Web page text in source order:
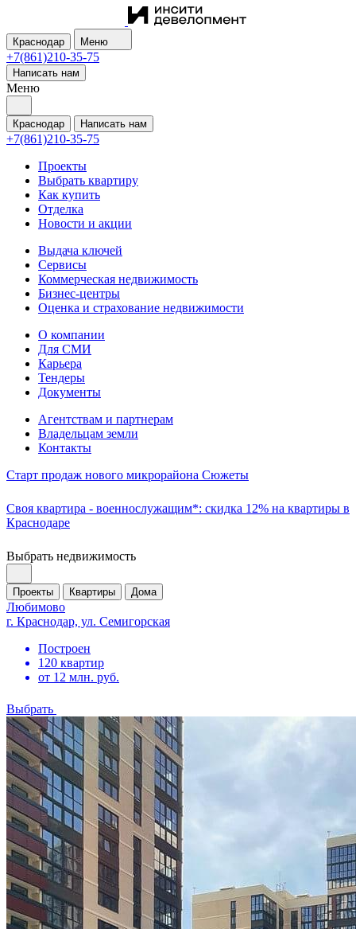
Краснодар Меню
+7(861)210-35-75
Написать нам
Меню
Краснодар Написать нам
+7(861)210-35-75
Проекты
Выбрать квартиру
Как купить
Отделка
Новости и акции
Выдача ключей
Сервисы
Коммерческая недвижимость
Бизнес-центры
Оценка и страхование недвижимости
О компании
Для СМИ
Карьера
Тендеры
Документы
Агентствам и партнерам
Владельцам земли
Контакты
Старт продаж нового микрорайона Сюжеты
Своя квартира - военнослужащим*: скидка 12% на квартиры в
Краснодаре
Выбрать недвижимость
Проекты Квартиры Дома
Любимово
г. Краснодар, ул. Семигорская
Построен
120 квартир
от 12 млн. руб.
Выбрать